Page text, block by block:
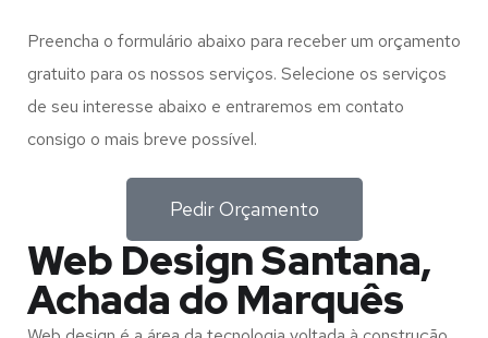
Preencha o formulário abaixo para receber um orçamento
gratuito para os nossos serviços. Selecione os serviços
de seu interesse abaixo e entraremos em contato
consigo o mais breve possível.
Pedir Orçamento
Web Design Santana,
Achada do Marquês